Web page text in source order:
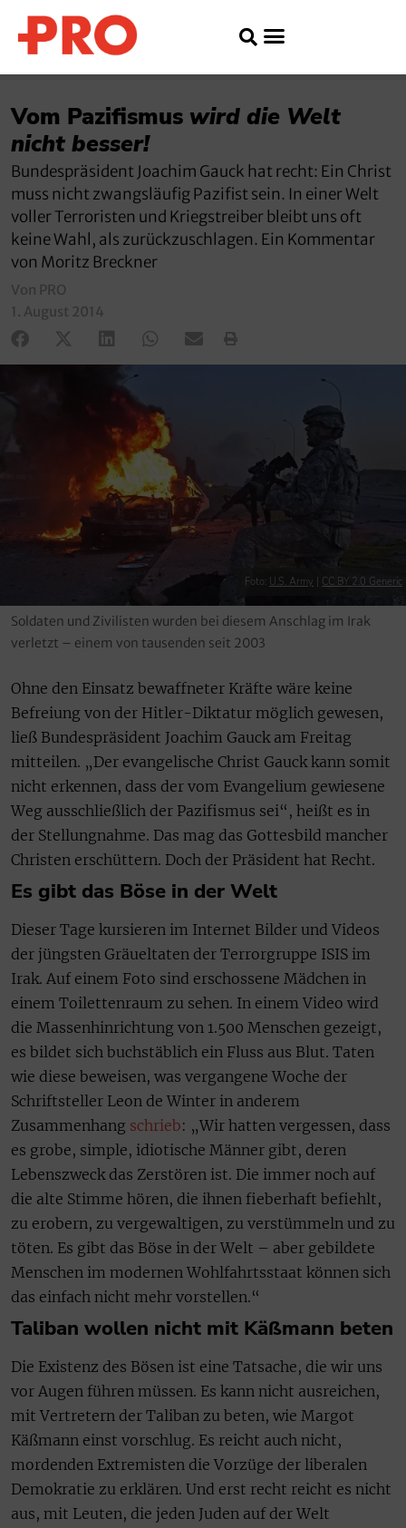
Vom Pazifismus wird die Welt
nicht besser!
Bundespräsident Joachim Gauck hat recht: Ein Christ
muss nicht zwangsläufig Pazifist sein. In einer Welt
voller Terroristen und Kriegstreiber bleibt uns oft
keine Wahl, als zurückzuschlagen. Ein Kommentar
von Moritz Breckner
Von PRO
1. August 2014
Foto: U.S. Army CC BY 2.0 Generic
Soldaten und Zivilisten wurden bei diesem Anschlag im Irak
verletzt – einem von tausenden seit 2003
Ohne den Einsatz bewaffneter Kräfte wäre keine
Befreiung von der Hitler-Diktatur möglich gewesen,
ließ Bundespräsident Joachim Gauck am Freitag
mitteilen. „Der evangelische Christ Gauck kann somit
nicht erkennen, dass der vom Evangelium gewiesene
Weg ausschließlich der Pazifismus sei“, heißt es in
der Stellungnahme. Das mag das Gottesbild mancher
Christen erschüttern. Doch der Präsident hat Recht.
Es gibt das Böse in der Welt
Dieser Tage kursieren im Internet Bilder und Videos
der jüngsten Gräueltaten der Terrorgruppe ISIS im
Irak. Auf einem Foto sind erschossene Mädchen in
einem Toilettenraum zu sehen. In einem Video wird
die Massenhinrichtung von 1.500 Menschen gezeigt,
es bildet sich buchstäblich ein Fluss aus Blut. Taten
wie diese beweisen, was vergangene Woche der
Schriftsteller Leon de Winter in anderem
Zusammenhang schrieb: „Wir hatten vergessen, dass
es grobe, simple, idiotische Männer gibt, deren
Lebenszweck das Zerstören ist. Die immer noch auf
die alte Stimme hören, die ihnen fieberhaft befiehlt,
zu erobern, zu vergewaltigen, zu verstümmeln und zu
töten. Es gibt das Böse in der Welt – aber gebildete
Menschen im modernen Wohlfahrtsstaat können sich
das einfach nicht mehr vorstellen.“
Taliban wollen nicht mit Käßmann beten
Die Existenz des Bösen ist eine Tatsache, die wir uns
vor Augen führen müssen. Es kann nicht ausreichen,
mit Vertretern der Taliban zu beten, wie Margot
Käßmann einst vorschlug. Es reicht auch nicht,
mordenden Extremisten die Vorzüge der liberalen
Demokratie zu erklären. Und erst recht reicht es nicht
aus, mit Leuten, die jeden Juden auf der Welt